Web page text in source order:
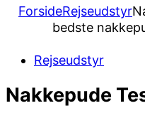
ForsideRejseudstyr
bedste
Rejseudstyr
Nakkepude